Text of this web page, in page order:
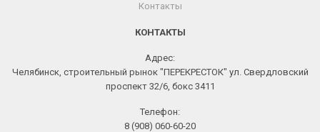
Контакты
КОНТАКТЫ
Адрес:
Челябинск, строительный рынок "ПЕРЕКРЕСТОК" ул. Свердловский
проспект 32/6, бокс 3411
Телефон:
8 (908) 060-60-20